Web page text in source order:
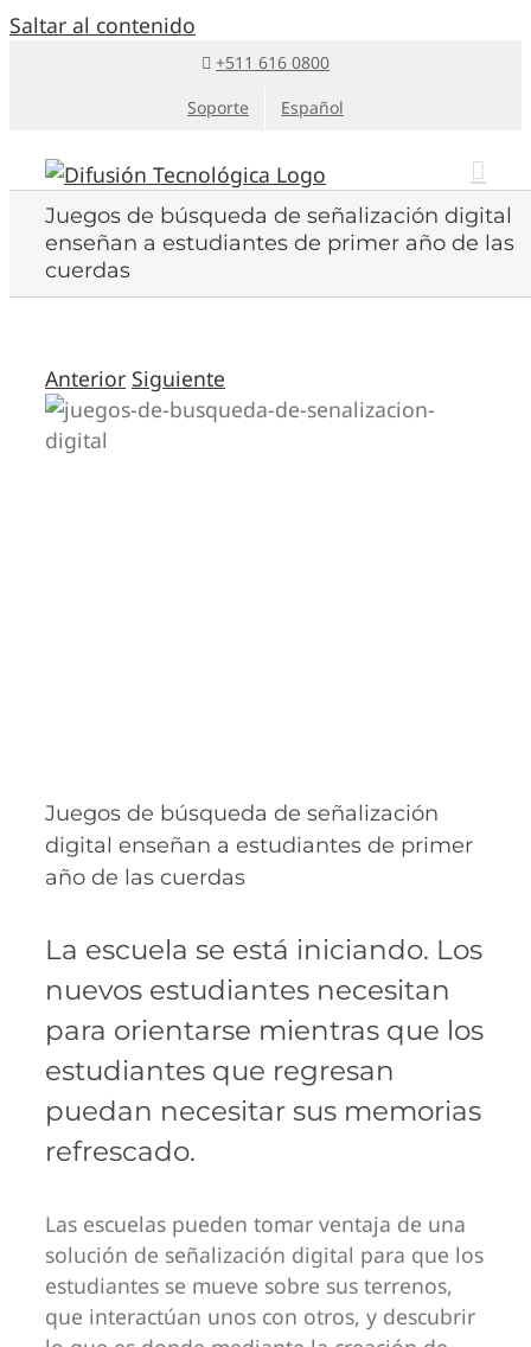
Saltar al contenido
+511 616 0800
Soporte
Español
Juegos de búsqueda de señalización digital
enseñan a estudiantes de primer año de las
cuerdas
Anterior Siguiente
Juegos de búsqueda de señalización
digital enseñan a estudiantes de primer
año de las cuerdas
La escuela se está iniciando. Los
nuevos estudiantes necesitan
para orientarse mientras que los
estudiantes que regresan
puedan necesitar sus memorias
refrescado.
Las escuelas pueden tomar ventaja de una
solución de señalización digital para que los
estudiantes se mueve sobre sus terrenos,
que interactúan unos con otros, y descubrir